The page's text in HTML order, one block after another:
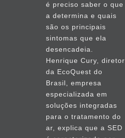
é preciso saber o que
a determina e quais
são os principais
sintomas que ela
desencadeia.
Henrique Cury, diretor
da EcoQuest do
Brasil, empresa
especializada em
soluções integradas
para o tratamento do
ar, explica que a SED